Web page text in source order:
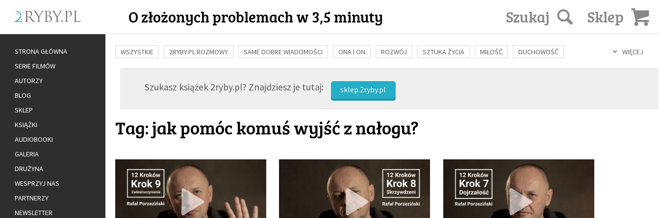
O złożonych problemach w 3,5 minuty Sklep
Szukaj
WIĘCEJ
WSZYSTKIE 2RYBY.PL ROZMOWY SAME DOBRE WIADOMOŚCI ONA I ON ROZWÓJ SZTUKA ŻYCIA MIŁOŚĆ DUCHOWOŚĆ
BUDOWANIE WIĘZI RODZINA NAUKA BIBLIA KOBIETA MĘŻCZYZNA RELIGIE FILOZOFIA KULTURA ŚWIĘCI SEKS IN VITRO
ADOPCJASzukasz książek 2ryby.pl? Znajdziesz je tutaj: sklep.2ryby.pl
Tag: jak pomóc komuś wyjść z nałogu?
STRONA GŁÓWNA
SERIE FILMÓW
AUTORZY
BLOG
SKLEP
KSIĄŻKI
AUDIOBOOKI
GALERIA
DRUŻYNA
WESPRZYJ NAS
PARTNERZY
NEWSLETTER